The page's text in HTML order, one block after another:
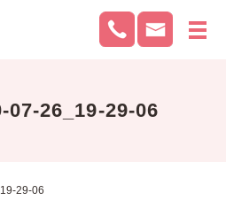
メ
07-26_19-29-06
29-06